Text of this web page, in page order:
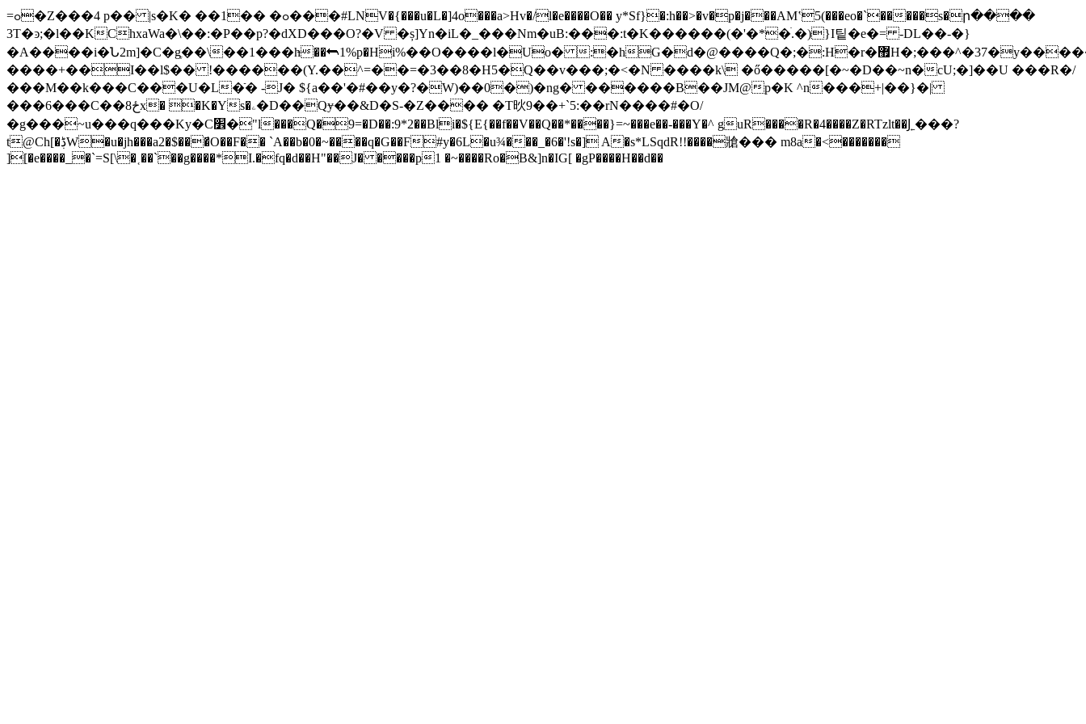
=ߋ�Z���4 p�� |s�K� ��1�� �ߋ���#LNV�{���u�L�]4o���a>Hv�/l�e����O�� y*Sf}�:h��>�v�p�j���AMʽ5(���eo�`�����s�ր����
3T�ͽ;�l��KϹhxaWa�\��:�P��p?�dXD���O?�V �ș]Yn�iL�_���Nm�uB:���:t�K������(�'�*�ׄ.�)}I팉�e�= -DL��-�}
�A����i�Ն2m]�C�gֶ��\��1���h̶��⮪1%p�Ηi%��O����l�Uo� :�hG�d�@����Q�;�:H�r�޿H�;���^�37�y�����l�����
����+��I��l$�� !������(Y.��^=��=�3��8�H5�Q��v���;�<�N ����k\ �ő�����[�~�D��~n�cU;�]��U ���R�/
���M��k���C���U�L�ֿ� -J� ${a��'�#��y�?�W)��0�)�ng� ������B��JM@p�K ^n���+|��}�|
���6���C��8ځx� �K�Ys�ۦ�D��Qɏ��&D�S-�Z���� �T炚9��+`5:��rN����#�O/
�g���~u���q���Ky�C׾�"l���Q�9=�D��:9*2��Bli�${E{��f��V��Q��*����}=~���e��-���Y�^ guR����R�4����Z�RTzlt��Ϳ˿���?
t@Ch[�ڋW�u�jh���a2�$���̛O��F�� `A��b�0�~����q�G��F#y�6L�u¾���_�6�'!s�] A�s*LSqdR!!����牄��� m8a�<�������
][�e����_�`=S[\�˱��`��g����*I.�fq�d��H"��J� ����p1 �~����Ro�B&]n�IG[ �gP����H��d��